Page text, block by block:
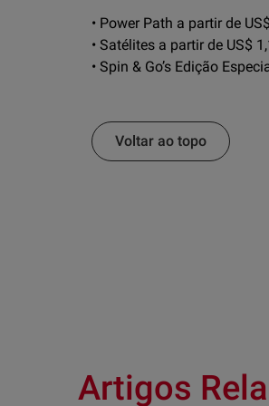
• Power Path a partir de
• Satélites a partir de US$
• Spin & Go’s Edição
Voltar ao topo
Artigos